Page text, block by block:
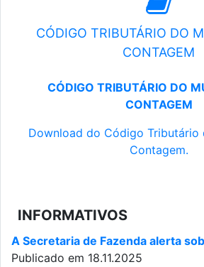
CÓDIGO TRIBUTÁRIO DO
CONTAGEM
CÓDIGO TRIBUTÁRIO DO
CONTAGEM
Download do Código Tributário
Contagem.
INFORMATIVOS
A Secretaria de Fazenda alerta
Publicado em 18.11.2025